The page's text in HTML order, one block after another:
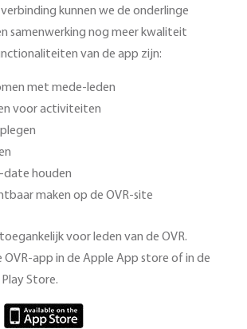
kunnen we de onderlinge
samenwerking nog meer kwaliteit
van de app zijn:
met mede-leden
voor activiteiten
date houden
maken op de OVR-site
voor leden van de OVR.
OVR-app in de Apple App store of in de
Store.